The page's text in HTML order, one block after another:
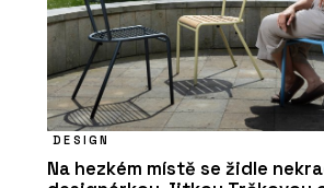
DESIGN
Na hezkém místě se židle